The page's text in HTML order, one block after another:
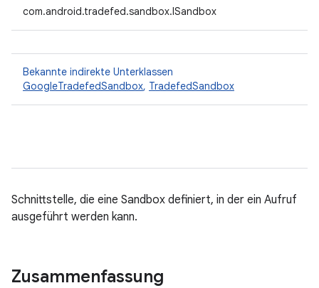
com.android.tradefed.sandbox.ISandbox
Bekannte indirekte Unterklassen
GoogleTradefedSandbox, TradefedSandbox
Schnittstelle, die eine Sandbox definiert, in der ein Aufruf
ausgeführt werden kann.
Zusammenfassung